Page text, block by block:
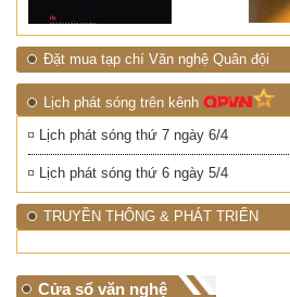
Đặt mua tạp chí Văn nghệ Quân đội
Lịch phát sóng trên kênh
Lịch phát sóng thứ 7 ngày 6/4
Lịch phát sóng thứ 6 ngày 5/4
TRUYỀN THÔNG & PHÁT TRIỂN
Cửa sổ văn nghệ